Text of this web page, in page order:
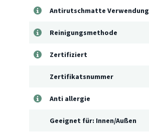
Antirutschmatte Verwendung
Reinigungsmethode
Zertifiziert
Zertifikatsnummer
Anti allergie
Geeignet für: Innen/Außen